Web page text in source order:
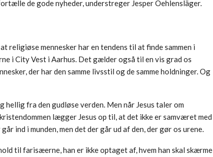
de gode nyheder, understreger Jesper Oehlensläger.
religiøse mennesker har en tendens til at finde sammen i
i City Vest i Aarhus. Det gælder også til en vis grad os
der har den samme livsstil og de samme holdninger. Og
fra den gudløse verden. Men når Jesus taler om
lægger Jesus op til, at det ikke er samværet med
ind i munden, men det der går ud af den, der gør os urene.
til farisæerne, han er ikke optaget af, hvem han skal skærme